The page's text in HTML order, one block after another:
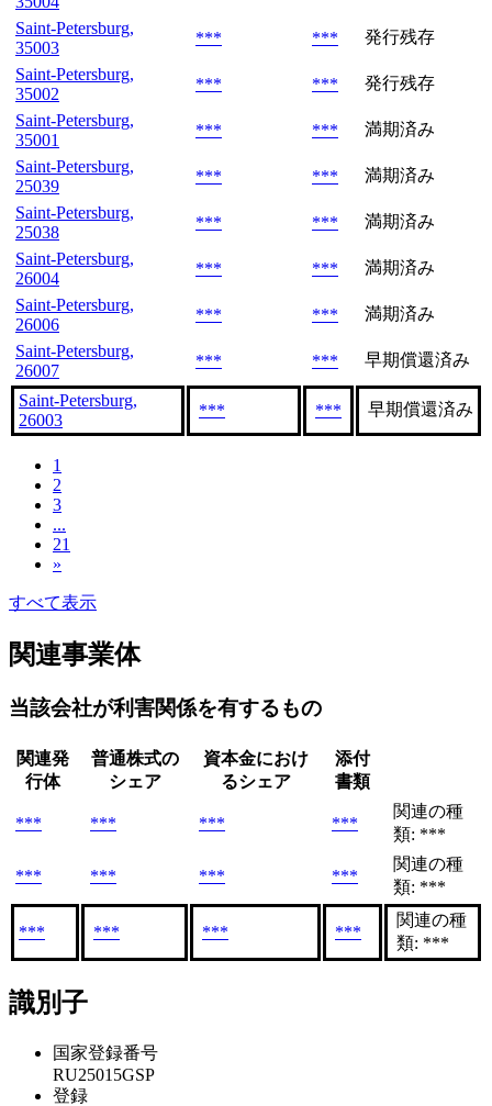
Saint-Petersburg,
35003
*** ***
発行残存
Saint-Petersburg,
35002
*** ***
発行残存
Saint-Petersburg,
35001
*** ***
満期済み
Saint-Petersburg,
25039
*** ***
満期済み
Saint-Petersburg,
25038
*** ***
満期済み
Saint-Petersburg,
26004
*** ***
満期済み
Saint-Petersburg,
26006
*** ***
満期済み
Saint-Petersburg,
26007
*** *** 早期償還済み
Saint-Petersburg,
26003
*** *** 早期償還済み
1
2
3
...
21
»
すべて表示
関連事業体
当該会社が利害関係を有するもの
関連発
行体
普通株式の
シェア
資本金におけ
るシェア
添付
書類
*** *** *** ***
関連の種
類: ***
*** *** *** ***
関連の種
類: ***
*** *** *** ***
関連の種
類: ***
識別子
国家登録番号
RU25015GSP
登録